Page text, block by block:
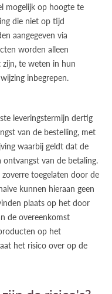
mogelijk op hoogte te
die niet op tijd
aangegeven via
worden alleen
zijn, te weten in hun
inbegrepen.
leveringstermijn dertig
van de bestelling, met
waarbij geldt dat de
van de betaling.
toegelaten door de
kunnen hieraan geen
plaats op het door
de overeenkomst
op het
het risico over op de